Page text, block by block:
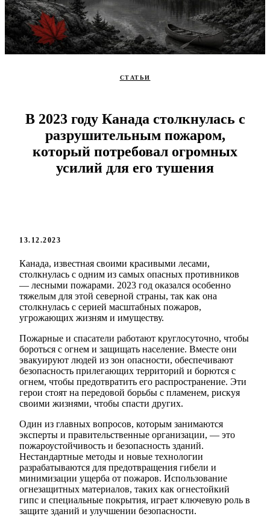
СТАТЬИ
В 2023 году Канада столкнулась с
разрушительным пожаром,
который потребовал огромных
усилий для его тушения
13.12.2023
Канада, известная своими красивыми лесами,
столкнулась с одним из самых опасных противников
— лесными пожарами. 2023 год оказался особенно
тяжелым для этой северной страны, так как она
столкнулась с серией масштабных пожаров,
угрожающих жизням и имуществу.
Пожарные и спасатели работают круглосуточно, чтобы
бороться с огнем и защищать население. Вместе они
эвакуируют людей из зон опасности, обеспечивают
безопасность прилегающих территорий и борются с
огнем, чтобы предотвратить его распространение. Эти
герои стоят на передовой борьбы с пламенем, рискуя
своими жизнями, чтобы спасти других.
Один из главных вопросов, которым занимаются
эксперты и правительственные организации, — это
пожароустойчивость и безопасность зданий.
Нестандартные методы и новые технологии
разрабатываются для предотвращения гибели и
минимизации ущерба от пожаров. Использование
огнезащитных материалов, таких как огнестойкий
гипс и специальные покрытия, играет ключевую роль в
защите зданий и улучшении безопасности.